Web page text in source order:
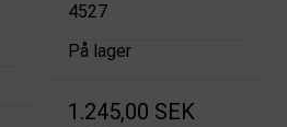
4527
På lager
1.245,00 SEK